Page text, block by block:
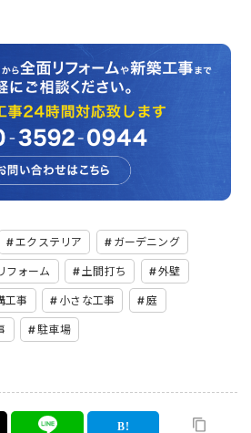
エクステリア ガーデニング
フォーム 土間打ち 外壁
工事 小さな工事 庭
駐車場